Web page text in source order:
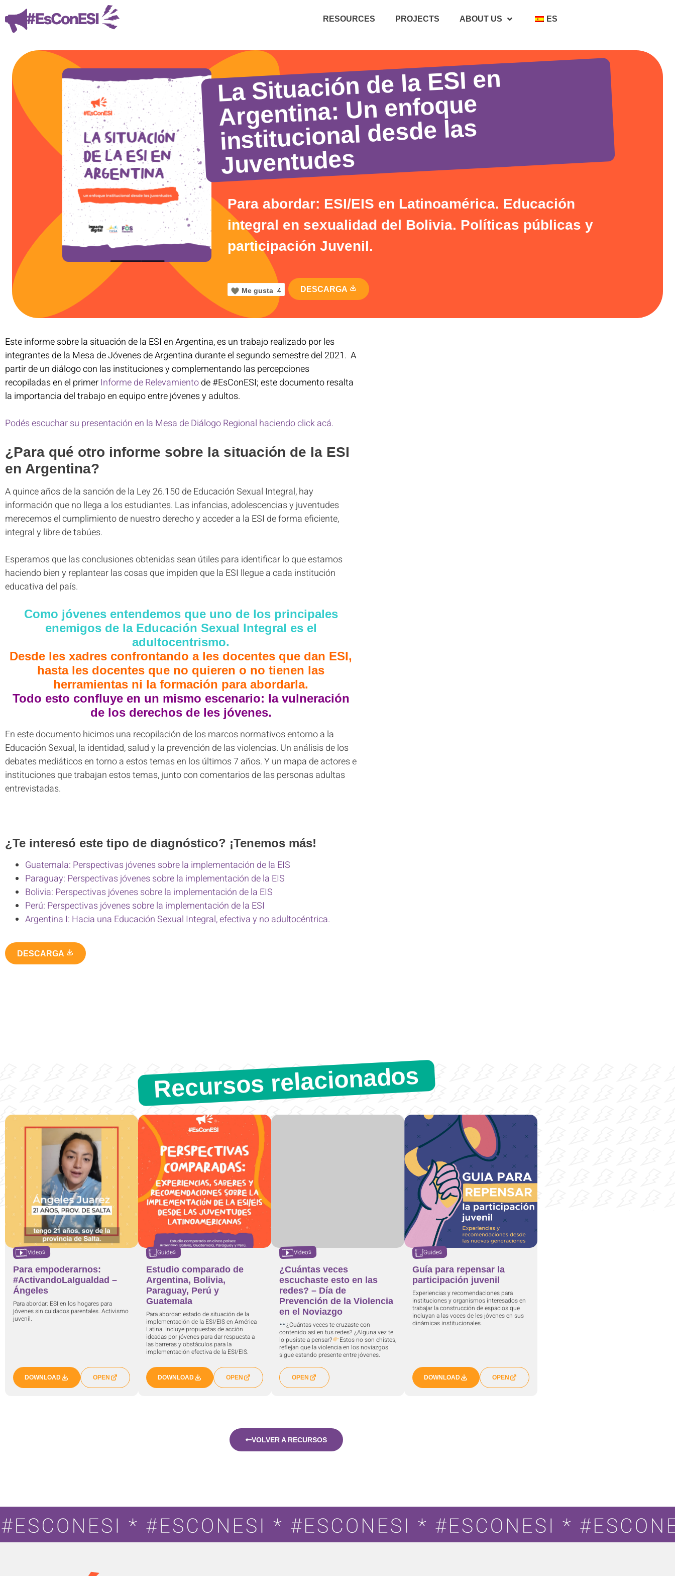
RESOURCES PROJECTS ABOUT US ES
La Situación de la ESI en
Argentina: Un enfoque
institucional desde las
Juventudes
Para abordar: ESI/EIS en Latinoamérica. Educación
integral en sexualidad del Bolivia. Políticas públicas y
participación Juvenil.
Me gusta 4 DESCARGA
Este informe sobre la situación de la ESI en Argentina, es un trabajo realizado por les
integrantes de la Mesa de Jóvenes de Argentina durante el segundo semestre del 2021. A
partir de un diálogo con las instituciones y complementando las percepciones
recopiladas en el primerInforme de Relevamientode #EsConESI; este documento resalta
la importancia del trabajo en equipo entre jóvenes y adultos.
Podés escuchar su presentación en la Mesa de Diálogo Regional haciendo click acá.
¿Para qué otro informe sobre la situación de la ESI
en Argentina?
A quince años de la sanción de la Ley 26.150 de Educación Sexual Integral, hay
información que no llega a los estudiantes. Las infancias, adolescencias y juventudes
merecemos el cumplimiento de nuestro derecho y acceder a la ESI de forma eficiente,
integral y libre de tabúes.
Esperamos que las conclusiones obtenidas sean útiles para identificar lo que estamos
haciendo bien y replantear las cosas que impiden que la ESI llegue a cada institución
educativa del país.
Como jóvenes entendemos que uno de los principales
enemigos de la Educación Sexual Integral es el
adultocentrismo.
Desde les xadres confrontando a les docentes que dan ESI,
hasta les docentes que no quieren o no tienen las
herramientas ni la formación para abordarla.
Todo esto confluye en un mismo escenario: la vulneración
de los derechos de les jóvenes.
En este documento hicimos una recopilación de los marcos normativos entorno a la
Educación Sexual, la identidad, salud y la prevención de las violencias. Un análisis de los
debates mediáticos en torno a estos temas en los últimos 7 años. Y un mapa de actores e
instituciones que trabajan estos temas, junto con comentarios de las personas adultas
entrevistadas.
¿Te interesó este tipo de diagnóstico? ¡Tenemos más!
Guatemala: Perspectivas jóvenes sobre la implementación de la EIS
Paraguay: Perspectivas jóvenes sobre la implementación de la EIS
Bolivia: Perspectivas jóvenes sobre la implementación de la EIS
Perú: Perspectivas jóvenes sobre la implementación de la ESI
Argentina I: Hacia una Educación Sexual Integral, efectiva y no adultocéntrica.
DESCARGA
Recursos relacionados
Videos
Para empoderarnos:
#ActivandoLaIgualdad –
Ángeles
Para abordar: ESI en los hogares para
jóvenes sin cuidados parentales. Activismo
juvenil.
DOWNLOAD OPEN
Guides
Estudio comparado de
Argentina, Bolivia,
Paraguay, Perú y
Guatemala
Para abordar: estado de situación de la
implementación de la ESI/EIS en América
Latina. Incluye propuestas de acción
ideadas por jóvenes para dar respuesta a
las barreras y obstáculos para la
implementación efectiva de la ESI/EIS.
DOWNLOAD OPEN
Videos
¿Cuántas veces
escuchaste esto en las
redes? – Día de
Prevención de la Violencia
en el Noviazgo
¿Cuántas veces te cruzaste con
contenido así en tus redes? ¿Alguna vez te
lo pusiste a pensar?
Estos no son chistes,
reflejan que la violencia en los noviazgos
sigue estando presente entre jóvenes.
OPEN
Guides
Guía para repensar la
participación juvenil
Experiencias y recomendaciones para
instituciones y organismos interesados en
trabajar la construcción de espacios que
incluyan a las voces de les jóvenes en sus
dinámicas institucionales.
DOWNLOAD OPEN
VOLVER A RECURSOS